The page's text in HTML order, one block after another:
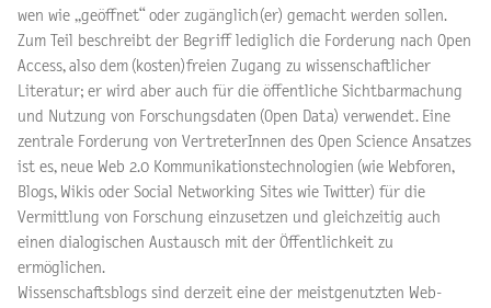
wen wie „geöffnet“ oder zugänglich(er) gemacht werden sollen.
Zum Teil beschreibt der Begriff lediglich die Forderung nach Open
Access, also dem (kosten)freien Zugang zu wissenschaftlicher
Literatur; er wird aber auch für die öffentliche Sichtbarmachung
und Nutzung von Forschungsdaten (Open Data) verwendet. Eine
zentrale Forderung von VertreterInnen des Open Science Ansatzes
ist es, neue Web 2.0 Kommunikationstechnologien (wie Webforen,
Blogs, Wikis oder Social Networking Sites wie Twitter) für die
Vermittlung von Forschung einzusetzen und gleichzeitig auch
einen dialogischen Austausch mit der Öffentlichkeit zu
ermöglichen.
Wissenschaftsblogs sind derzeit eine der meistgenutzten Web-